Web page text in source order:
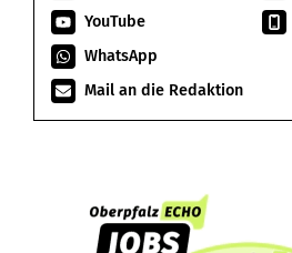
YouTube
WhatsApp
Mail an die Redaktion